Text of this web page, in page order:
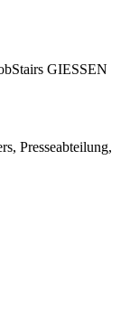
GIESSEN
Presseabteilung,